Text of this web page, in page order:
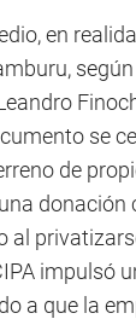
en
se
de
donación
al
impulsó
a que la